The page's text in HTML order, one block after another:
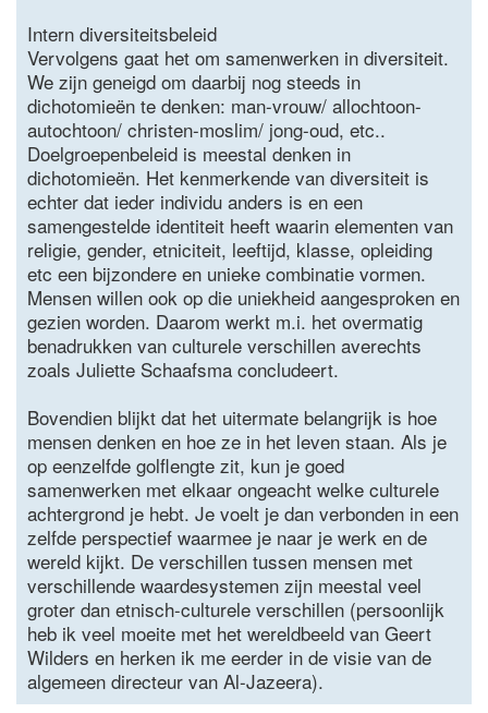
Intern diversiteitsbeleid
Vervolgens gaat het om samenwerken in diversiteit.
We zijn geneigd om daarbij nog steeds in
dichotomieën te denken: man-vrouw/ allochtoon-
autochtoon/ christen-moslim/ jong-oud, etc..
Doelgroepenbeleid is meestal denken in
dichotomieën. Het kenmerkende van diversiteit is
echter dat ieder individu anders is en een
samengestelde identiteit heeft waarin elementen van
religie, gender, etniciteit, leeftijd, klasse, opleiding
etc een bijzondere en unieke combinatie vormen.
Mensen willen ook op die uniekheid aangesproken en
gezien worden. Daarom werkt m.i. het overmatig
benadrukken van culturele verschillen averechts
zoals Juliette Schaafsma concludeert.
Bovendien blijkt dat het uitermate belangrijk is hoe
mensen denken en hoe ze in het leven staan. Als je
op eenzelfde golflengte zit, kun je goed
samenwerken met elkaar ongeacht welke culturele
achtergrond je hebt. Je voelt je dan verbonden in een
zelfde perspectief waarmee je naar je werk en de
wereld kijkt. De verschillen tussen mensen met
verschillende waardesystemen zijn meestal veel
groter dan etnisch-culturele verschillen (persoonlijk
heb ik veel moeite met het wereldbeeld van Geert
Wilders en herken ik me eerder in de visie van de
algemeen directeur van Al-Jazeera).